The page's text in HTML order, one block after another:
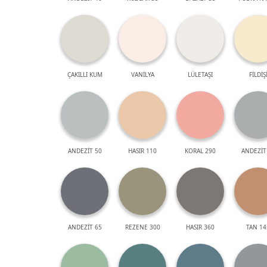
ÇAKILLI KUM VANİLYA LÜLETAŞI FİLDİŞİ
ANDEZİT 50 HASIR 110 KORAL 290
ANDEZİT 65 REZENE 300 HASIR 360 TAN